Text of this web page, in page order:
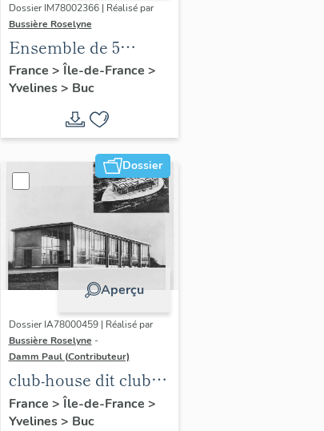
Dossier IM78002366 | Réalisé par
Bussière Roselyne
Ensemble de 5
statues
France > Île-de-France >
Yvelines> Buc
Dossier
Aperçu
Dossier IA78000459 | Réalisé par
Bussière Roselyne -
Damm Paul (Contributeur)
club-house dit club
Roland Garros
France > Île-de-France >
Yvelines> Buc